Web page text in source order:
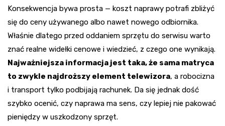
Konsekwencja bywa prosta — koszt naprawy potrafi zbliżyć
się do ceny używanego albo nawet nowego odbiornika.
Właśnie dlatego przed oddaniem sprzętu do serwisu warto
znać realne widełki cenowe i wiedzieć, z czego one wynikają.
Najważniejsza informacja jest taka, że sama matryca
to zwykle najdroższy element telewizora, a robocizna
i transport tylko podbijają rachunek. Da się jednak dość
szybko ocenić, czy naprawa ma sens, czy lepiej nie pakować
pieniędzy w uszkodzony sprzęt.